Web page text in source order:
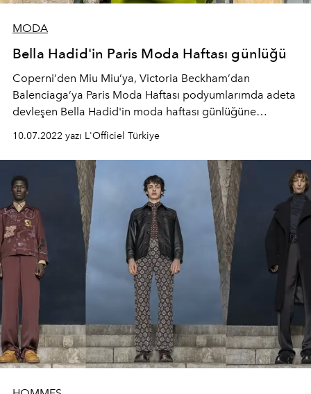
MODA
Bella Hadid'in Paris Moda Haftası günlüğü
Coperni’den Miu Miu’ya, Victoria Beckham’dan
Balenciaga’ya Paris Moda Haftası podyumlarımda adeta
devleşen Bella Hadid'in moda haftası günlüğüne
yakından bakıyoruz!
10.07.2022 yazı L'Officiel Türkiye